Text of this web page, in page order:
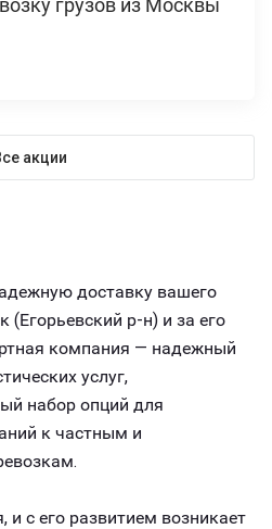
грузов из Москвы
акции
доставку вашего
(Егорьевский р-н) и за его
компания — надежный
услуг,
набор опций для
к частным и
и с его развитием возникает